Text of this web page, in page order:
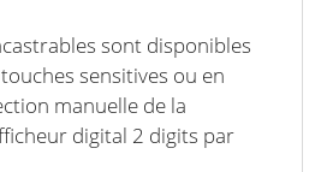
sont disponibles
sensitives ou en
manuelle de la
digital 2 digits par